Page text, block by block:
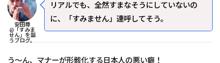
安田尊
@「すみま
せん」を謳
うブログ。
リアルでも、全然すまなそうにしていないの
に、「すみません」連呼してそう。
う～ん、マナーが形骸化する日本人の悪い癖！